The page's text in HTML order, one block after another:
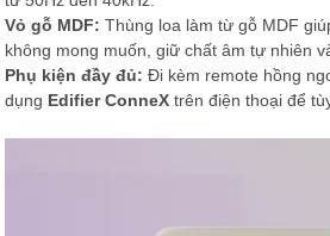
Vỏ gỗ MDF: Thùng loa làm từ gỗ MDF
không mong muốn, giữ chất âm tự nhiên
Phụ kiện đầy đủ: Đi kèm remote hồng
dụng Edifier ConneX trên điện thoại để